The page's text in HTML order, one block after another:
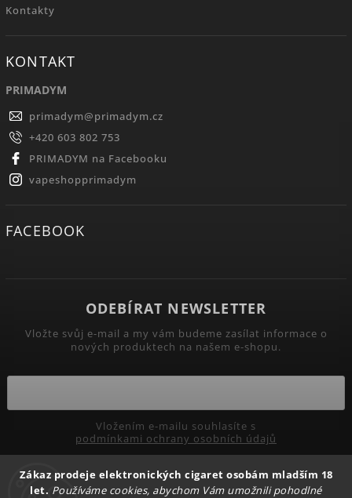
Zákaz prodeje elektronických cigaret osobám mladším 18
let. Používáme cookies, abychom Vám umožnili pohodlné
Kontakty
KONTAKT
PRIMADYM
primadym@primadym.cz
+420 603 802 753
PRIMADYM na Facebooku
vapeshopprimadym
FACEBOOK
ODEBÍRAT NEWSLETTER
Vložte svůj e-mail a my vám budeme zasílat informace o
nových produktech na našem e-shopu.
podmínkami ochrany osobních údajů
Přihlásit se